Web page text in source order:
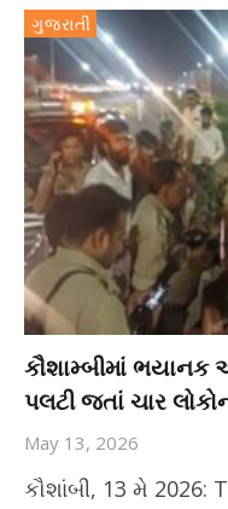
ગુજરાતી
કૌશામ્બીમાં
પલટી જતાં ચાર
May 13, 2026
કૌશાંબી, 13 મે